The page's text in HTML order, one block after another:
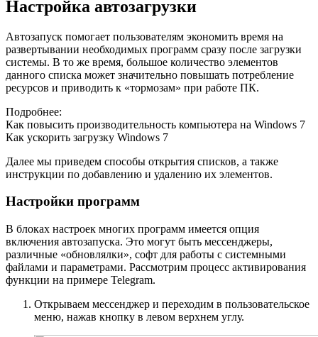
Настройка автозагрузки
Автозапуск помогает пользователям экономить время на
развертывании необходимых программ сразу после загрузки
системы. В то же время, большое количество элементов
данного списка может значительно повышать потребление
ресурсов и приводить к «тормозам» при работе ПК.
Подробнее:
Как повысить производительность компьютера на Windows 7
Как ускорить загрузку Windows 7
Далее мы приведем способы открытия списков, а также
инструкции по добавлению и удалению их элементов.
Настройки программ
В блоках настроек многих программ имеется опция
включения автозапуска. Это могут быть мессенджеры,
различные «обновлялки», софт для работы с системными
файлами и параметрами. Рассмотрим процесс активирования
функции на примере Telegram.
Открываем мессенджер и переходим в пользовательское
меню, нажав кнопку в левом верхнем углу.